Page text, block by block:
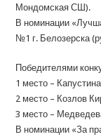
Мондомская СШ).
В номинации
№1 г. Белозерска
Победителями
1 место –
2 место – Козлов
3 место –
В номинации «За